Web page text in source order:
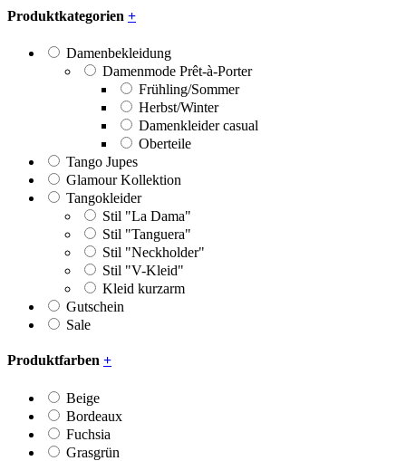
Produktkategorien +
Damenbekleidung
Damenmode Prêt-à-Porter
Frühling/Sommer
Herbst/Winter
Damenkleider casual
Oberteile
Tango Jupes
Glamour Kollektion
Tangokleider
Stil "La Dama"
Stil "Tanguera"
Stil "Neckholder"
Stil "V-Kleid"
Kleid kurzarm
Gutschein
Sale
Produktfarben +
Beige
Bordeaux
Fuchsia
Grasgrün